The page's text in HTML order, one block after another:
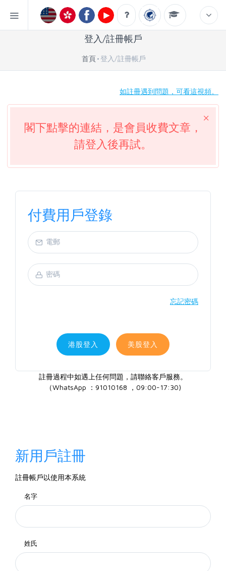
登入/註冊帳戶
首頁 登入/註冊帳戶
如註冊遇到問題，可看這視頻。
閣下點擊的連結，是會員收費文章，
請登入後再試。
付費用戶登錄
忘記密碼
港股登入 美股登入
註冊過程中如遇上任何問題，請聯絡客戶服務。
（WhatsApp ：91010168 ，09:00-17:30)
新用戶註冊
註冊帳戶以使用本系統
名字
姓氏